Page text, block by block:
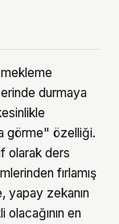
durmaya
görme" özelliği.
olarak ders
fırlamış
yapay zekanın
en